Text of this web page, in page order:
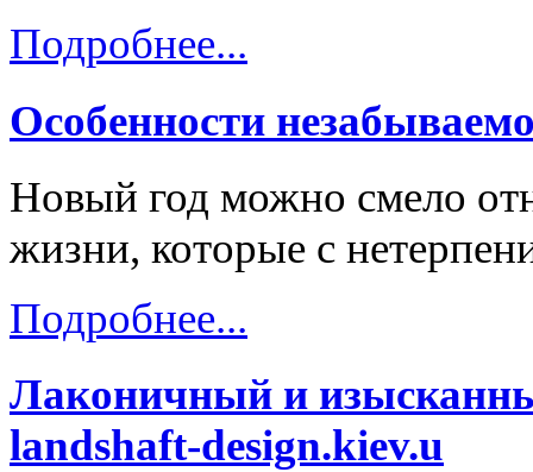
Подробнее...
Особенности
Новый год можно смело
жизни, которые с
Подробнее...
Лаконичный и
landshaft-design.kiev.u